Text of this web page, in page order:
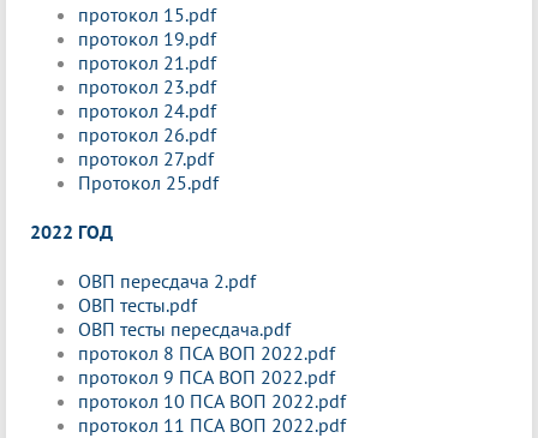
протокол 15.pdf
протокол 19.pdf
протокол 21.pdf
протокол 23.pdf
протокол 24.pdf
протокол 26.pdf
протокол 27.pdf
Протокол 25.pdf
2022 ГОД
ОВП пересдача 2.pdf
ОВП тесты.pdf
ОВП тесты пересдача.pdf
протокол 8 ПСА ВОП 2022.pdf
протокол 9 ПСА ВОП 2022.pdf
протокол 10 ПСА ВОП 2022.pdf
протокол 11 ПСА ВОП 2022.pdf